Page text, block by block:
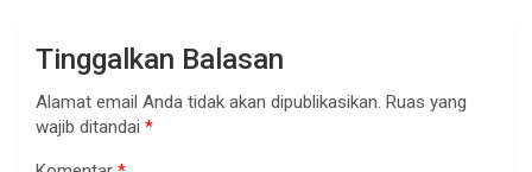
Tinggalkan Balasan
Alamat email Anda tidak akan dipublikasikan. Ruas yang
wajib ditandai *